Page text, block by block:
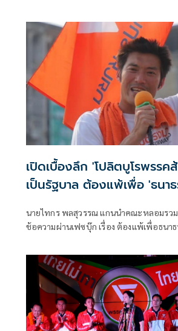
ตัวนะครับ ไม่จำเป็นต้องเห็นด้วยกับผมก็ไ
เปิดเบื้องลึก 'โปลิตบูโรพรรค
เป็นรัฐบาล ต้องแพ้เพื่อ 'ธนาธ
นายไทกร พลสุวรรณ แกนนำคณะหลอมรวมประชาชน โพสต์
ช้อความผ่านเฟซบุ๊ก เรื่อง ต้องแพ้เพื่อธนาธ
พรรคส้ม หลักการนี้ถูกวางไว้ตั้งแต่มีการยุ
และถูกนำมาใช้เป็นหลักในการบริหารการ